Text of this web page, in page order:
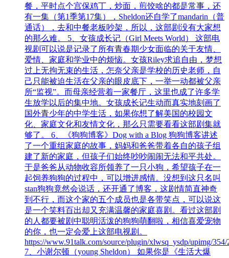
餐，平时点个宫保鸡丁，炒面，煎饺啥的都是常事，还
有一集（第1季第17集），Sheldon还自学了mandarin（普
通话），去和中餐老板吵架，所以，这部剧没有大家想
的那么难。 5、女孩成长记（Girl Meets World） 这部电
视剧可以说是记录了所有青春期少女面临的关于友情、
爱情、家庭和学业中的烦恼。女孩Riley求追自由，梦想
过上无拘无束的生活，怎奈父亲是学校的历史老师，自
己只能被迫生活在父亲的眼皮底下，一举一动都被父亲
所“监视”。而母亲经营着一家餐厅，这里也成了许多学
生放学以后的集中地。女孩成长记生动而真实地刻画了
国外青少年的中学生活，如果你想了解美国的校园文
化、家庭文化和友情文化，那么只需要看看这部剧集就
够了。 6、《狗狗博客》Dog with a Blog 狗狗博客讲述
了一个重组家庭的故事，妈妈和爸爸带着各自的孩子组
建了新的家庭，但孩子们始终吵吵闹闹无法和平共处。
于是爸爸从动物收容所领养了一只小狗，希望孩子在一
起饲养狗狗的过程中，可以增进感情。没想到这只名叫
stan狗狗竟然会说话，还开通了博客，这剧情简直神奇
到不行，而这个家的五个成员也是各带笑点，可以说这
是一个笑料百出却又充满温馨的家庭喜剧。看过这部剧
的人都要被剧中聪明活泼的狗狗萌翻啦，相信喜爱宠物
的你，也一定会爱上这部电视剧。
https://www.91talk.com/source/plugin/xlwsq_ysdp/upimg/
7、小谢尔顿（young Sheldon） 如果你是《生活大爆